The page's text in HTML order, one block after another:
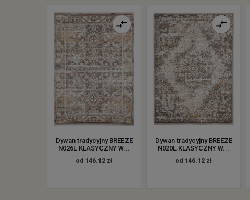
Dywan tradycyjny BREEZE
N026L KLASYCZNY W...
od 146.12 zł
Dywan tradycyjny BREEZE
N020L KLASYCZNY W...
od 146.12 zł